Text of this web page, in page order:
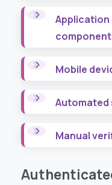
Application
Mobile
Automated
Manual